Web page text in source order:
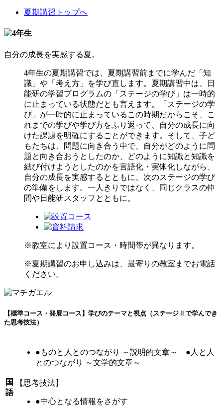
夏期講習トップへ
自分の成長を実感する夏。
4年生の夏期講習では、夏期講習前までに学んだ「知
識」や「考え方」を学び直します。夏期講習中は、日
能研の学習プログラムの「ステージの学び」は一時的
に止まっている状態だとも言えます。「ステージの学
び」が一時的に止まっているこの時期だからこそ、こ
れまでの学びや学び方をふり返って、自分の成長に向
けた課題を明確にすることができます。そして、子ど
もたちは、問題に向き合う中で、自分がどのように問
題と向き合おうとしたのか、どのように知識と知識を
結び付けようとしたのかを言語化・実体化しながら、
自分の成長を実感するとともに、次のステージの学び
の準備をします。一人きりではなく、同じクラスの仲
間や日能研スタッフとともに。
※教室により設置コース・時間帯が異なります。
※夏期講習のお申し込みは、最寄りの教室までお電話
ください。
【標準コース・発展コース】学びのテーマと視点（ステージⅡで学んでき
た思考技法）
国
語
●ものと人とのつながり ～説明的文章～ ●人と人
とのつながり ～文学的文章～
【思考技法】
●中心となる情報をさがす